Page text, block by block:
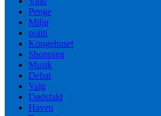
Penge
Miljø
politi
Kongehuset
Shopping
Musik
Debat
Valg
Dødsfald
Haven